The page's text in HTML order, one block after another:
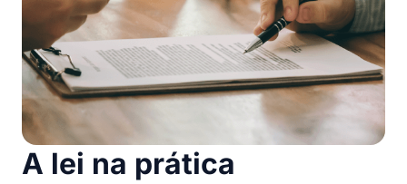
A lei na prática